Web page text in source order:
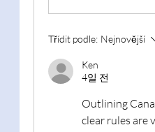
Třídit podle: Nejnovější
Ken
4일 전
Outlining
clear rules are